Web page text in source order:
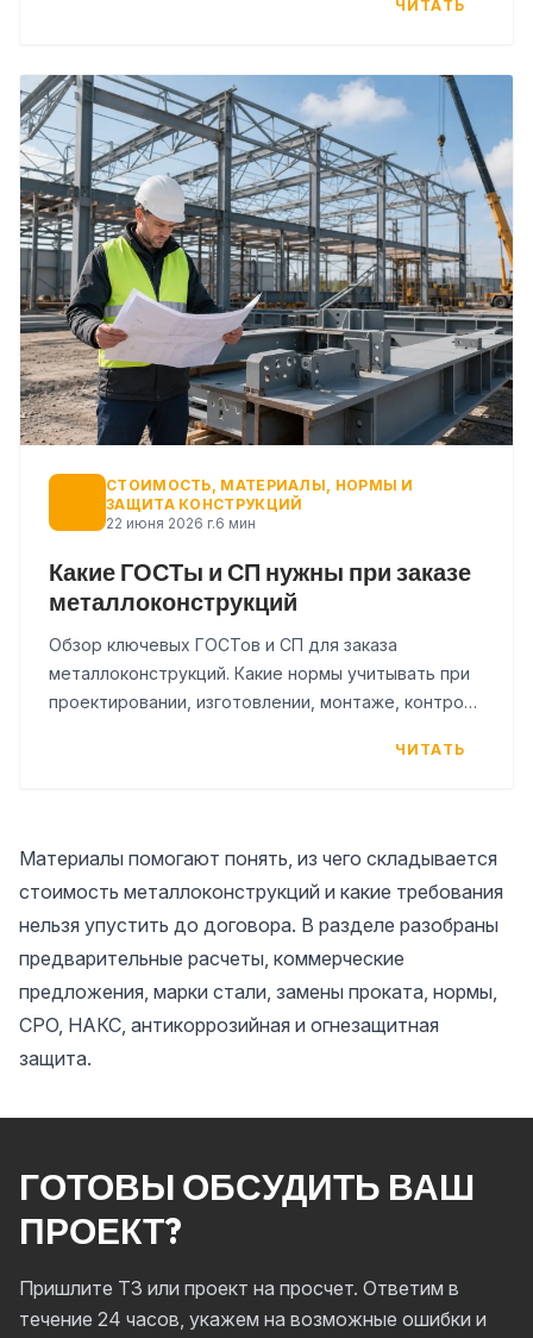
ЧИТАТЬ
СТОИМОСТЬ, МАТЕРИАЛЫ, НОРМЫ И
ЗАЩИТА КОНСТРУКЦИЙ
22 июня 2026 г.6 мин
Какие ГОСТы и СП нужны при заказе
металлоконструкций
Обзор ключевых ГОСТов и СП для заказа
металлоконструкций. Какие нормы учитывать при
проектировании, изготовлении, монтаже, контроле
ЧИТАТЬ
Материалы помогают понять, из чего складывается
стоимость металлоконструкций и какие требования
нельзя упустить до договора. В разделе разобраны
предварительные расчеты, коммерческие
предложения, марки стали, замены проката, нормы,
СРО, НАКС, антикоррозийная и огнезащитная
защита.
ГОТОВЫ ОБСУДИТЬ ВАШ
ПРОЕКТ?
Пришлите ТЗ или проект на просчет. Ответим в
течение 24 часов, укажем на возможные ошибки и